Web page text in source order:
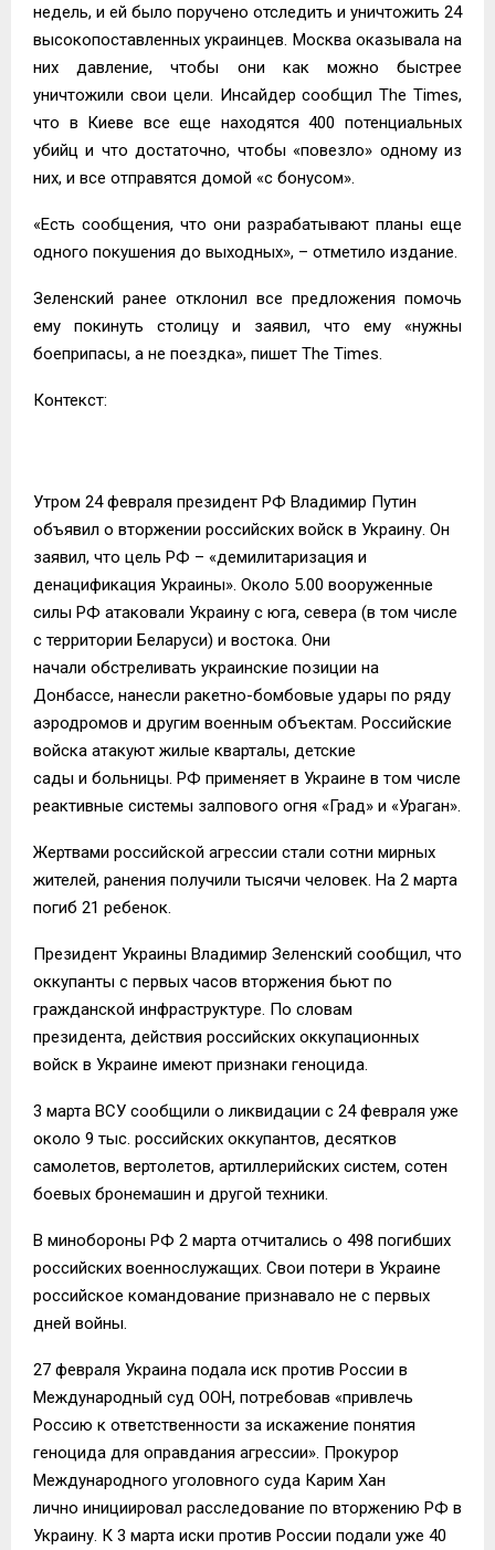
недель, и ей было поручено отследить и уничтожить 24
высокопоставленных украинцев. Москва оказывала на
них давление, чтобы они как можно быстрее
уничтожили свои цели. Инсайдер сообщил The Times,
что в Киеве все еще находятся 400 потенциальных
убийц и что достаточно, чтобы «повезло» одному из
них, и все отправятся домой «с бонусом».
«Есть сообщения, что они разрабатывают планы еще
одного покушения до выходных», – отметило издание.
Зеленский ранее отклонил все предложения помочь
ему покинуть столицу и заявил, что ему «нужны
боеприпасы, а не поездка», пишет The Times.
Контекст:
Утром 24 февраля президент РФ Владимир Путин
объявил о вторжении российских войск в Украину. Он
заявил, что цель РФ – «демилитаризация и
денацификация Украины». Около 5.00 вооруженные
силы РФ атаковали Украину с юга, севера (в том числе
с территории Беларуси) и востока. Они
начали обстреливать украинские позиции на
Донбассе, нанесли ракетно-бомбовые удары по ряду
аэродромов и другим военным объектам. Российские
войска атакуют жилые кварталы, детские
сады и больницы. РФ применяет в Украине в том числе
реактивные системы залпового огня «Град» и «Ураган».
Жертвами российской агрессии стали сотни мирных
жителей, ранения получили тысячи человек. На 2 марта
погиб 21 ребенок.
Президент Украины Владимир Зеленский сообщил, что
оккупанты с первых часов вторжения бьют по
гражданской инфраструктуре. По словам
президента, действия российских оккупационных
войск в Украине имеют признаки геноцида.
3 марта ВСУ сообщили о ликвидации с 24 февраля уже
около 9 тыс. российских оккупантов, десятков
самолетов, вертолетов, артиллерийских систем, сотен
боевых бронемашин и другой техники.
В минобороны РФ 2 марта отчитались о 498 погибших
российских военнослужащих. Свои потери в Украине
российское командование признавало не с первых
дней войны.
27 февраля Украина подала иск против России в
Международный суд ООН, потребовав «привлечь
Россию к ответственности за искажение понятия
геноцида для оправдания агрессии». Прокурор
Международного уголовного суда Карим Хан
лично инициировал расследование по вторжению РФ в
Украину. К 3 марта иски против России подали уже 40